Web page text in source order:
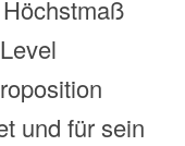
und für sein